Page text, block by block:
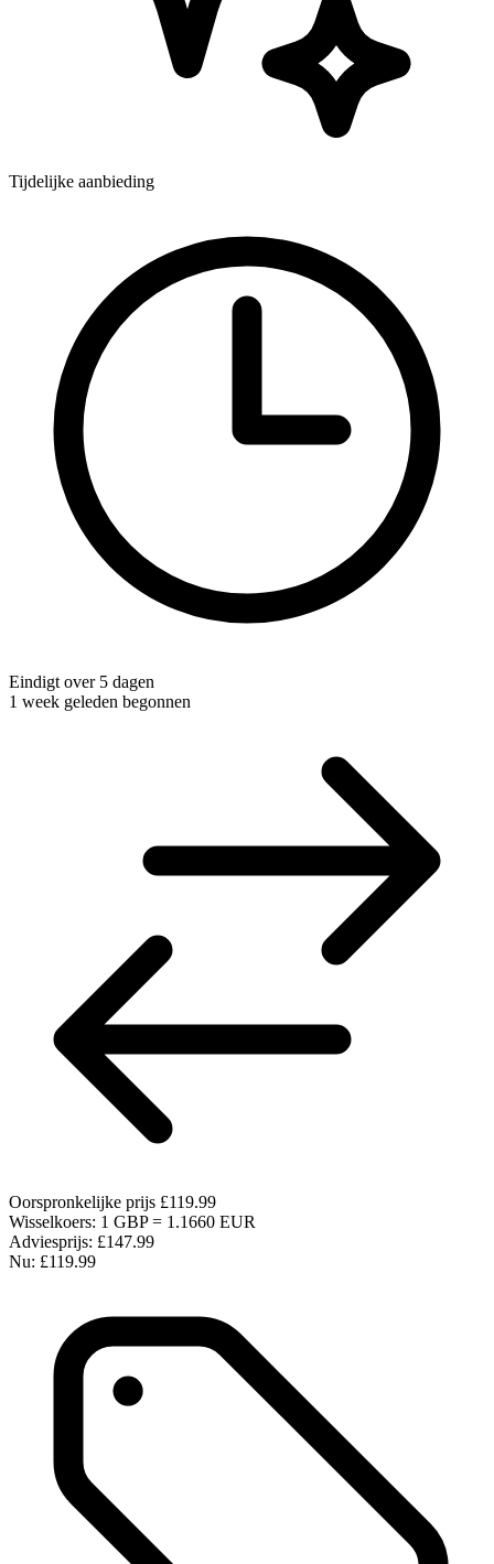
Tijdelijke aanbieding
Eindigt over 5 dagen
1 week geleden begonnen
Oorspronkelijke prijs £119.99
Wisselkoers: 1 GBP = 1.1660 EUR
Adviesprijs: £147.99
Nu: £119.99